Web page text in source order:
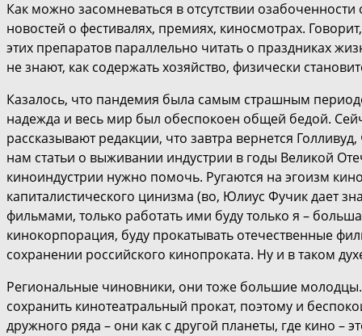
Как можно засомневаться в отсутствии
новостей о фестивалях, премиях, киносмотрах.
этих препаратов параллельно читать о праздниках
не знают, как содержать хозяйство, физически
Казалось, что пандемия была самым страшным
надежда и весь мир был обеспокоен общей бедой.
рассказывают редакции, что завтра вернется
нам статьи о выживании индустрии в годы Великой
киноиндустрии нужно помочь. Ругаются на эгоизм
капиталистического цинизма (во, Юлиус Фучик дает
фильмами, только работать ими буду только я –
кинокорпорация, буду прокатывать отечественные
сохранении российского кинопроката. Ну и в таком
Региональные чиновники, они тоже большие
сохранить кинотеатральный прокат, поэтому и
дружного ряда – они как с другой планеты, где кино –